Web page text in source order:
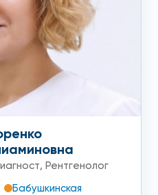
, Рентгенолог
Бабушкинская